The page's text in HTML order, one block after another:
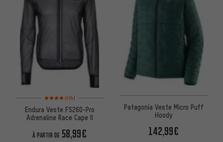
Note moyenne : 4 sur 5 d'après 4 avis
(4)
Endura Veste FS260-Pro
Adrenaline Race Cape II
À PARTIR DE 58,99€
Patagonia Veste Micro Puff
Hoody
142,99€